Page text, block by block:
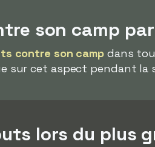
son camp
contre son camp dans
sur cet aspect pendant la
lors du plus